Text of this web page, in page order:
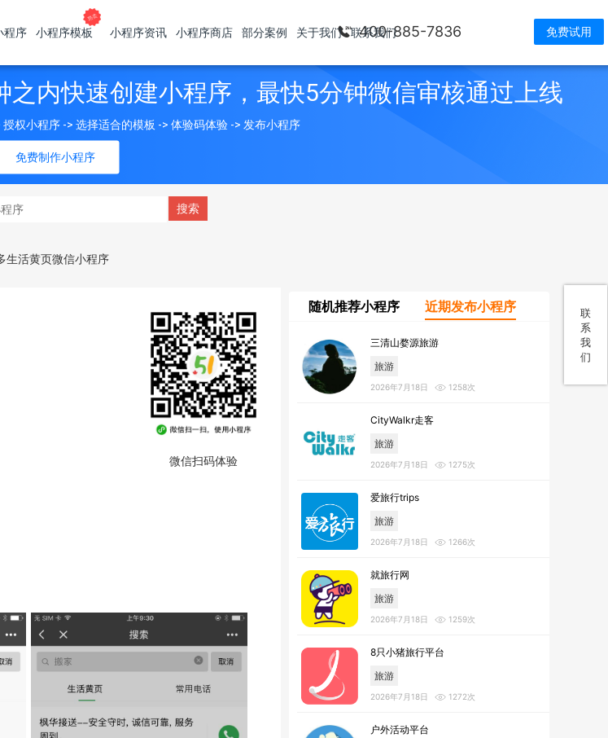
400-885-7836 免费试用
程序 小程序模板 小程序资讯 小程序商店 部分案例 关于我们 联系我们
联
系
我
们
内快速创建小程序，最快5分钟微信审核通过上线
免费制作小程序
权小程序 -> 选择适合的模板 -> 体验码体验 -> 发布小程序
生活黄页微信小程序
微信扫码体验
随机推荐小程序 近期发布小程序
三清山婺源旅游
旅游
2026年7月18日 1258次
CityWalkr走客
旅游
2026年7月18日 1275次
爱旅行trips
旅游
2026年7月18日 1266次
就旅行网
旅游
2026年7月18日 1259次
8只小猪旅行平台
旅游
2026年7月18日 1272次
户外活动平台